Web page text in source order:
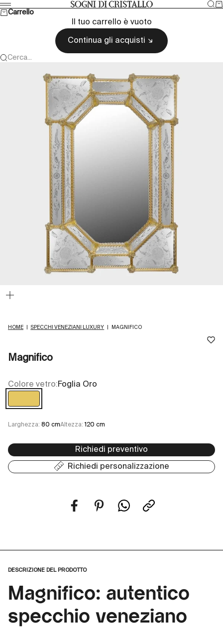
Vai al contenuto Sogni di cristallo
Menù
Carrello
Il tuo carrello è vuoto
Continua gli acquisti
Cerca...
HOME SPECCHI VENEZIANI LUXURY MAGNIFICO
Magnifico
Colore vetro:Foglia Oro
Foglia Oro
Larghezza: 80 cmAltezza:120 cm
Richiedi preventivo
Richiedi personalizzazione
DESCRIZIONE DEL PRODOTTO
Magnifico: autentico
specchio veneziano